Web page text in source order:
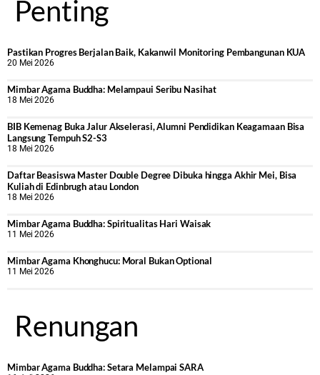
Penting
Pastikan Progres Berjalan Baik, Kakanwil Monitoring Pembangunan KUA
20 Mei 2026
Mimbar Agama Buddha: Melampaui Seribu Nasihat
18 Mei 2026
BIB Kemenag Buka Jalur Akselerasi, Alumni Pendidikan Keagamaan Bisa
Langsung Tempuh S2-S3
18 Mei 2026
Daftar Beasiswa Master Double Degree Dibuka hingga Akhir Mei, Bisa
Kuliah di Edinbrugh atau London
18 Mei 2026
Mimbar Agama Buddha: Spiritualitas Hari Waisak
11 Mei 2026
Mimbar Agama Khonghucu: Moral Bukan Optional
11 Mei 2026
Renungan
Mimbar Agama Buddha: Setara Melampai SARA